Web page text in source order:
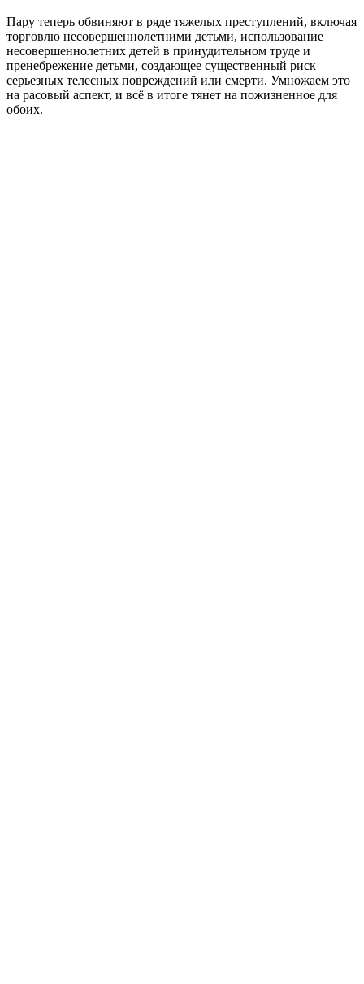
Пару теперь обвиняют в ряде тяжелых преступлений, включая
торговлю несовершеннолетними детьми, использование
несовершеннолетних детей в принудительном труде и
пренебрежение детьми, создающее существенный риск
серьезных телесных повреждений или смерти. Умножаем это
на расовый аспект, и всё в итоге тянет на пожизненное для
обоих.